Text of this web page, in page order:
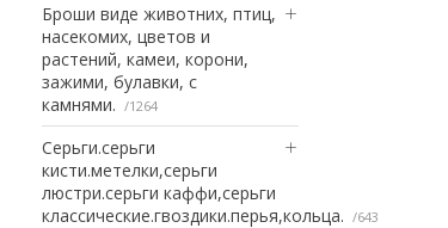
Броши виде животних, птиц,
насекомих, цветов и
растений, камеи, корони,
зажими, булавки, с
камнями.
1264
Серьги.серьги
кисти.метелки,серьги
люстри.серьги каффи,серьги
классические.гвоздики.перья,кольца.
643